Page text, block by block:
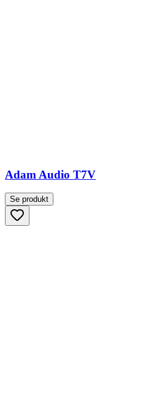
Adam Audio T7V
Se produkt